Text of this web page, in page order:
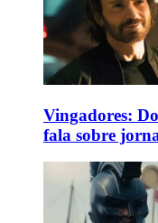
Vingadores:
fala sobre